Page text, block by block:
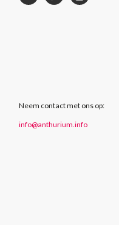
Neem contact met ons op:
info@anthurium.info